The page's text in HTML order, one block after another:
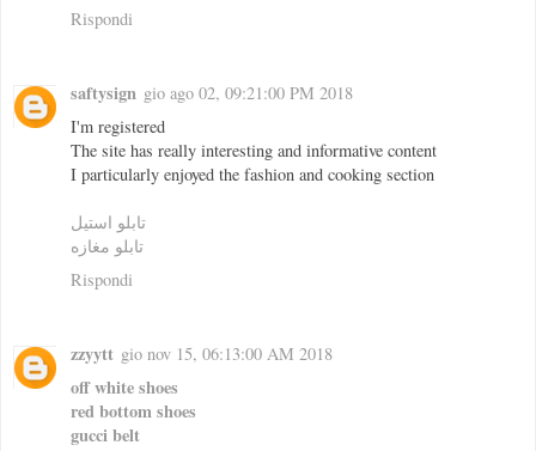
Rispondi
saftysign gio ago 02, 09:21:00 PM 2018
I'm registered
The site has really interesting and informative content
I particularly enjoyed the fashion and cooking section
تابلو استيل
تابلو مغازه
Rispondi
zzyytt gio nov 15, 06:13:00 AM 2018
off white shoes
red bottom shoes
gucci belt